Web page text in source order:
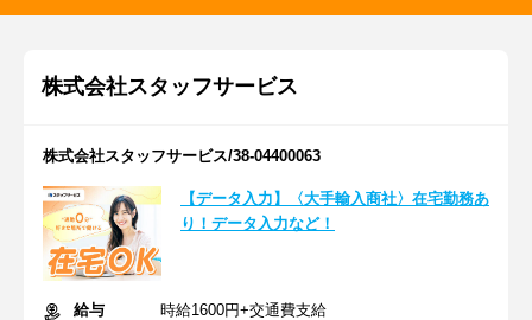
株式会社スタッフサービス
株式会社スタッフサービス/38-04400063
【データ入力】〈大手輸入商社〉在宅勤務あ
り！データ入力など！
給与
時給1600円+交通費支給